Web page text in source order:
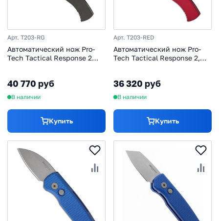
Арт. T203-RG
Автоматический нож Pro-
Tech Tactical Response 2
40 770 руб
В наличии
Купить
Арт. T203-RED
Автоматический нож Pro-
Tech Tactical Response 2,
36 320 руб
В наличии
Купить